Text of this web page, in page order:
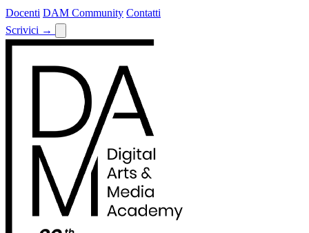
Docenti DAM Community Contatti
Scrivici →